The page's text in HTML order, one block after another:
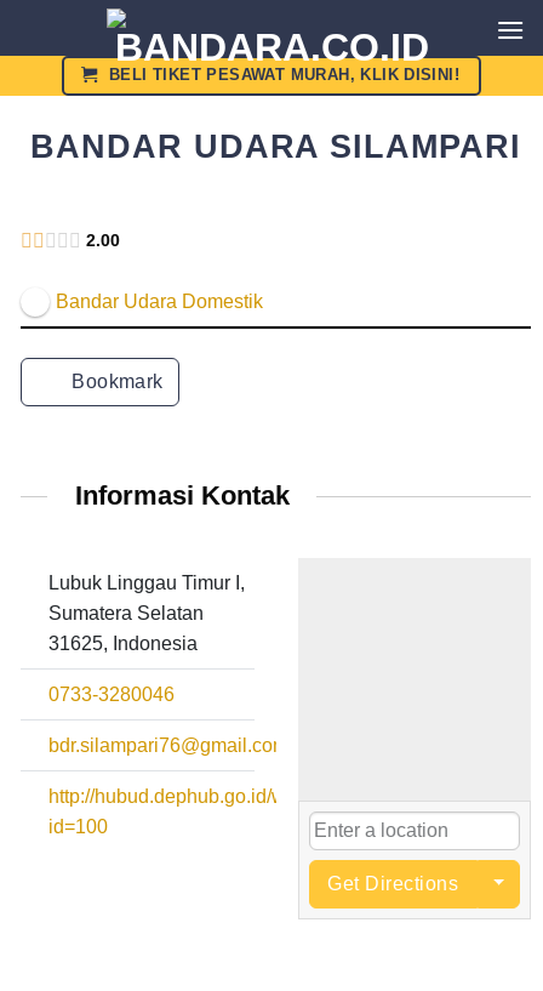
BELI TIKET PESAWAT MURAH, KLIK DISINI!
BANDAR UDARA SILAMPARI
2.00
Bandar Udara Domestik
Bookmark
Informasi Kontak
Lubuk Linggau Timur I,
Sumatera Selatan
31625, Indonesia
0733-3280046
bdr.silampari76@gmail.com
http://hubud.dephub.go.id/website/BandaraDetail.php?
id=100
Get Directions